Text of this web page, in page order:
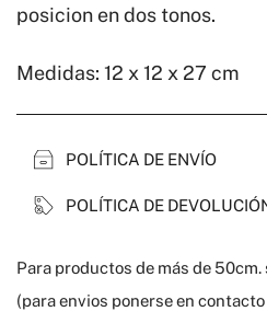
posicion en dos tonos.
Medidas: 12 x 12 x 27 cm
POLÍTICA DE ENVÍO
POLÍTICA DE
Para productos de más de
(para envios ponerse en contacto